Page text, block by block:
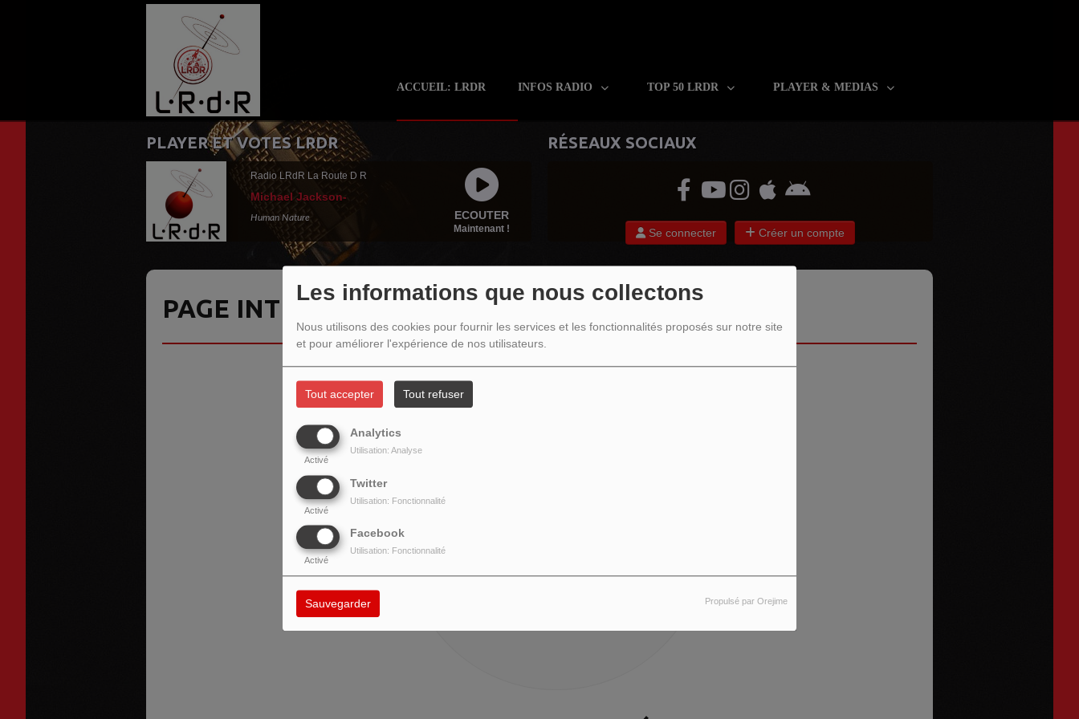
Les informations que nous collectons
Nous utilisons des cookies pour fournir les services et les fonctionnalités proposés sur notre site
et pour améliorer l'expérience de nos utilisateurs.
Tout accepter Tout refuser
Analytics
Activé
Utilisation: Analyse
Twitter
Activé
Utilisation: Fonctionnalité
Facebook
Activé
Utilisation: Fonctionnalité
Sauvegarder Propulsé par Orejime
ACCUEIL: LRDR INFOS RADIO TOP 50 LRDR PLAYER & MEDIAS
PLAYER ET VOTES LRDR
ECOUTER
Maintenant !
Radio LRdR La Route D R
Michael Jackson-
Human Nature
RÉSEAUX SOCIAUX
Se connecter Créer un compte
PAGE INTROUVABLE
404